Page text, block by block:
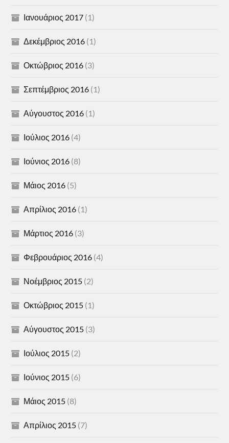
Ιανουάριος 2017 (1)
Δεκέμβριος 2016 (1)
Οκτώβριος 2016 (3)
Σεπτέμβριος 2016 (1)
Αύγουστος 2016 (1)
Ιούλιος 2016 (4)
Ιούνιος 2016 (8)
Μάιος 2016 (5)
Απρίλιος 2016 (1)
Μάρτιος 2016 (3)
Φεβρουάριος 2016 (4)
Νοέμβριος 2015 (2)
Οκτώβριος 2015 (1)
Αύγουστος 2015 (3)
Ιούλιος 2015 (2)
Ιούνιος 2015 (6)
Μάιος 2015 (8)
Απρίλιος 2015 (7)